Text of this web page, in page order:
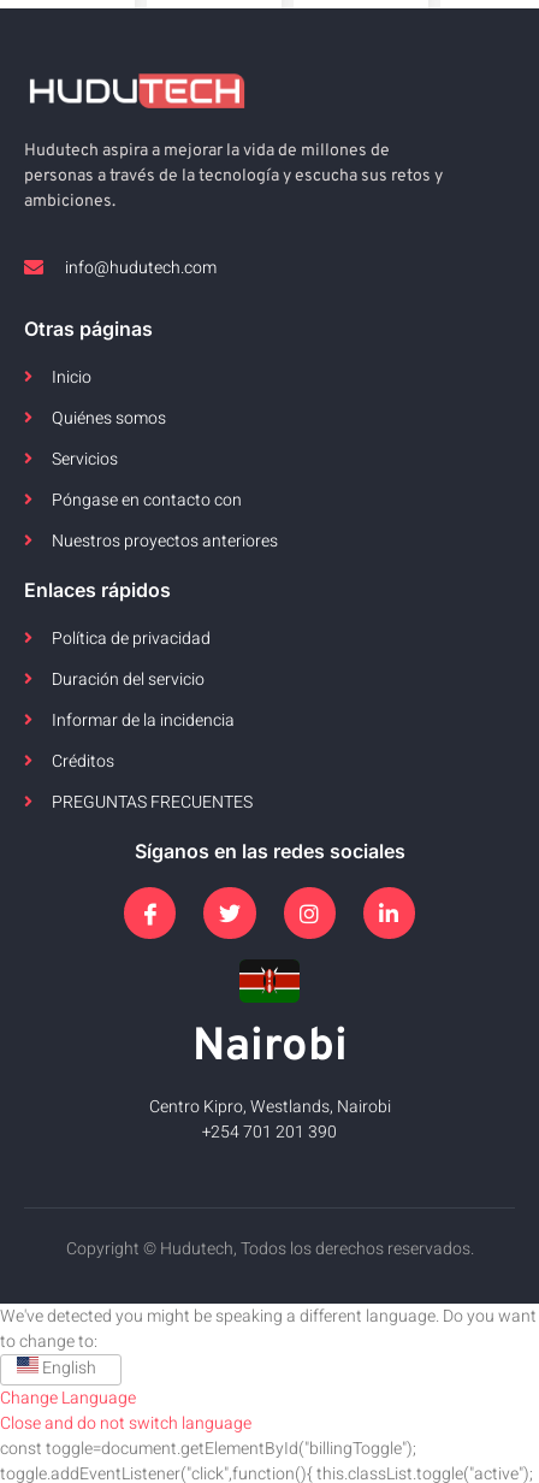
Hudutech aspira a mejorar la vida de millones de
personas a través de la tecnología y escucha sus retos y
ambiciones.
info@hudutech.com
Otras páginas
Inicio
Quiénes somos
Servicios
Póngase en contacto con
Nuestros proyectos anteriores
Enlaces rápidos
Política de privacidad
Duración del servicio
Informar de la incidencia
Créditos
PREGUNTAS FRECUENTES
Síganos en las redes sociales
Nairobi
Centro Kipro, Westlands, Nairobi
+254 701 201 390
Copyright © Hudutech, Todos los derechos reservados.
We've detected you might be speaking a different language. Do you want
to change to:
English
Change Language
Close and do not switch language
const toggle=document.getElementById("billingToggle");
toggle.addEventListener("click",function(){ this.classList.toggle("active");